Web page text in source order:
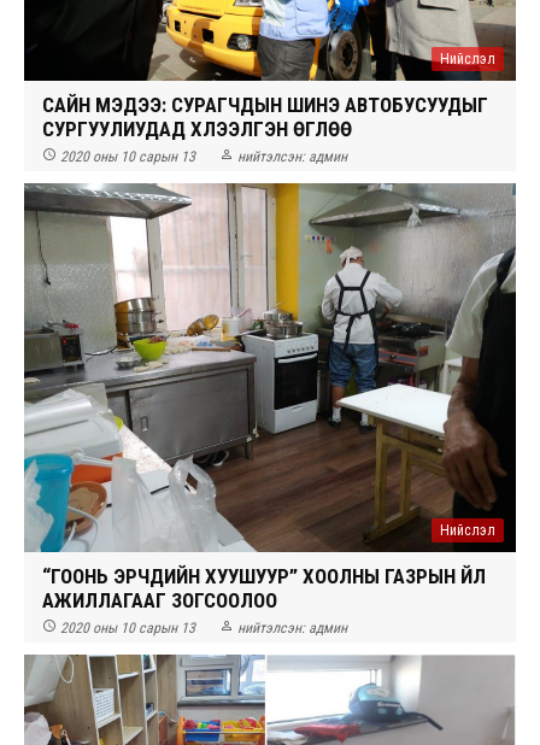
Нийслэл
САЙН МЭДЭЭ: СУРАГЧДЫН ШИНЭ АВТОБУСУУДЫГ
СУРГУУЛИУДАД ХҮЛЭЭЛГЭН ӨГЛӨӨ
 2020 оны 10 сарын 13  нийтэлсэн: админ
Нийслэл
“ГООНЬ ЭРЧҮҮДИЙН ХУУШУУР” ХООЛНЫ ГАЗРЫН ҮЙЛ
АЖИЛЛАГААГ ЗОГСООЛОО
 2020 оны 10 сарын 13  нийтэлсэн: админ